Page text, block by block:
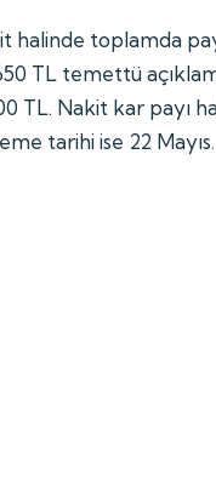
halinde toplamda
TL temettü
TL. Nakit kar payı
tarihi ise 22 Mayıs.